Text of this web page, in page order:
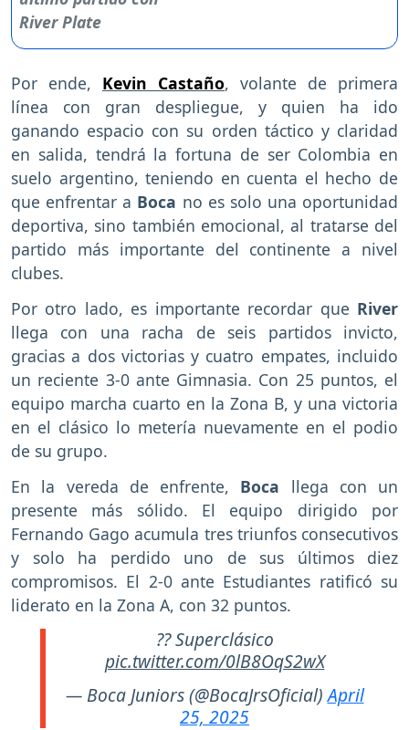
Por ende, Kevin Castaño, volante de primera
línea con gran despliegue, y quien ha ido
ganando espacio con su orden táctico y claridad
en salida, tendrá la fortuna de ser Colombia en
suelo argentino, teniendo en cuenta el hecho de
que enfrentar a Boca no es solo una oportunidad
deportiva, sino también emocional, al tratarse del
partido más importante del continente a nivel
clubes.
Por otro lado, es importante recordar que River
llega con una racha de seis partidos invicto,
gracias a dos victorias y cuatro empates, incluido
un reciente 3-0 ante Gimnasia. Con 25 puntos, el
equipo marcha cuarto en la Zona B, y una victoria
en el clásico lo metería nuevamente en el podio
de su grupo.
En la vereda de enfrente, Boca llega con un
presente más sólido. El equipo dirigido por
Fernando Gago acumula tres triunfos consecutivos
y solo ha perdido uno de sus últimos diez
compromisos. El 2-0 ante Estudiantes ratificó su
liderato en la Zona A, con 32 puntos.
?? Superclásico
pic.twitter.com/0lB8OqS2wX
— Boca Juniors (@BocaJrsOficial)April
25, 2025